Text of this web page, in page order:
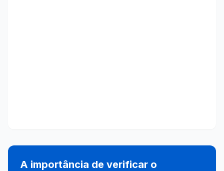
A importância de verificar o